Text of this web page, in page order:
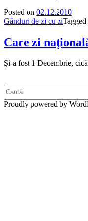
Posted on 02.12.2010
Gânduri de zi cu ziTagged
Care zi
Şi-a fost 1 Decembrie,
Proudly powered by